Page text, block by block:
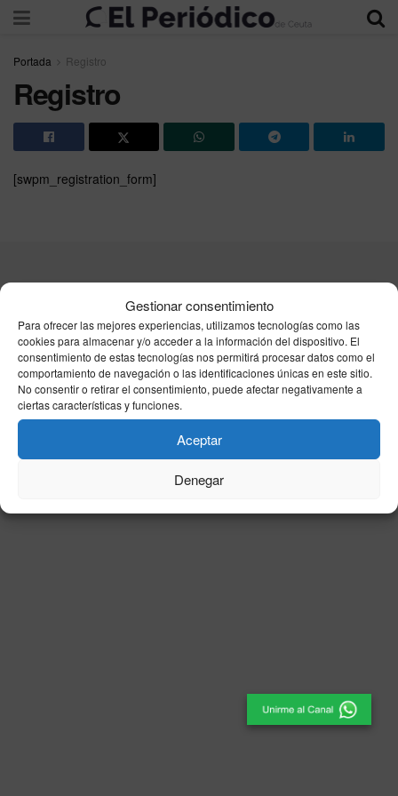
Gestionar consentimiento
Para ofrecer las mejores experiencias, utilizamos tecnologías como las
cookies para almacenar y/o acceder a la información del dispositivo. El
consentimiento de estas tecnologías nos permitirá procesar datos como el
comportamiento de navegación o las identificaciones únicas en este sitio.
No consentir o retirar el consentimiento, puede afectar negativamente a
ciertas características y funciones.
Aceptar
Denegar
Portada Registro
Registro
[swpm_registration_form]
Contacta Publicidad Aviso Legal
Política de privacidad
Política de cookies
Unpu Group Solutions SL
© 2025El Periódico de Ceuta- Medio de Comunicación.